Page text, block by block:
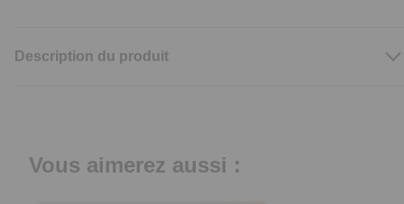
Description du produit
Vous aimerez aussi :